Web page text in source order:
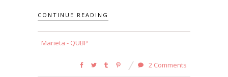
CONTINUE READING
Marieta - QUBP
2 Comments